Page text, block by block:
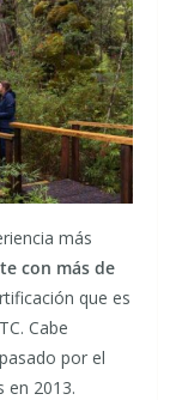
más
con más de
que es
Cabe
por el
en 2013.